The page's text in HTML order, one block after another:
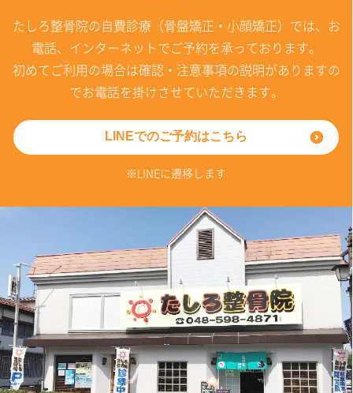
たしろ整骨院の自費診療（骨盤矯正・小顔矯正）では、お
電話、インターネットでご予約を承っております。
初めてご利用の場合は確認・注意事項の説明がありますの
でお電話を掛けさせていただきます。
LINEでのご予約はこちら
※LINEに遷移します